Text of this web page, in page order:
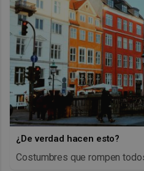
¿De verdad hacen esto?
Costumbres que rompen